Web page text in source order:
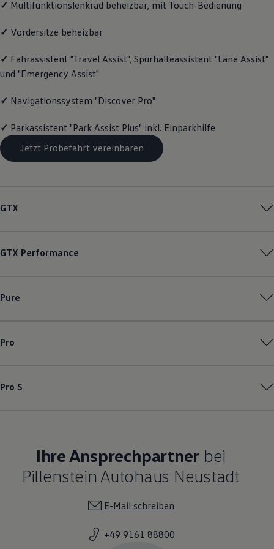
Magazin
Transport
Elektromobilität
Volkswagen R
Pannen- und Unfallhilfe
✓ Multifunktionslenkrad beheizbar, mit Touch-Bedienung
✓ Vordersitze beheizbar
✓ Fahrassistent "Travel Assist", Spurhalteassistent "Lane Assist"
und "Emergency Assist"
✓ Navigationssystem "Discover Pro"
✓ Parkassistent "Park Assist Plus" inkl. Einparkhilfe
Jetzt Probefahrt vereinbaren
GTX
GTX Performance
Pure
Pro
Pro S
Ihre Ansprechpartner bei
Pillenstein Autohaus Neustadt
E-Mail schreiben
+49 9161 88800